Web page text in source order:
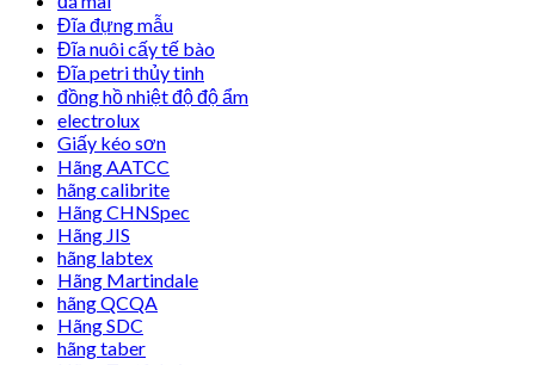
Đĩa đựng mẫu
Đĩa nuôi cấy tế bào
Đĩa petri thủy tinh
đồng hồ nhiệt độ độ ẩm
electrolux
Giấy kéo sơn
Hãng AATCC
hãng calibrite
Hãng CHNSpec
Hãng JIS
hãng labtex
Hãng Martindale
hãng QCQA
Hãng SDC
hãng taber